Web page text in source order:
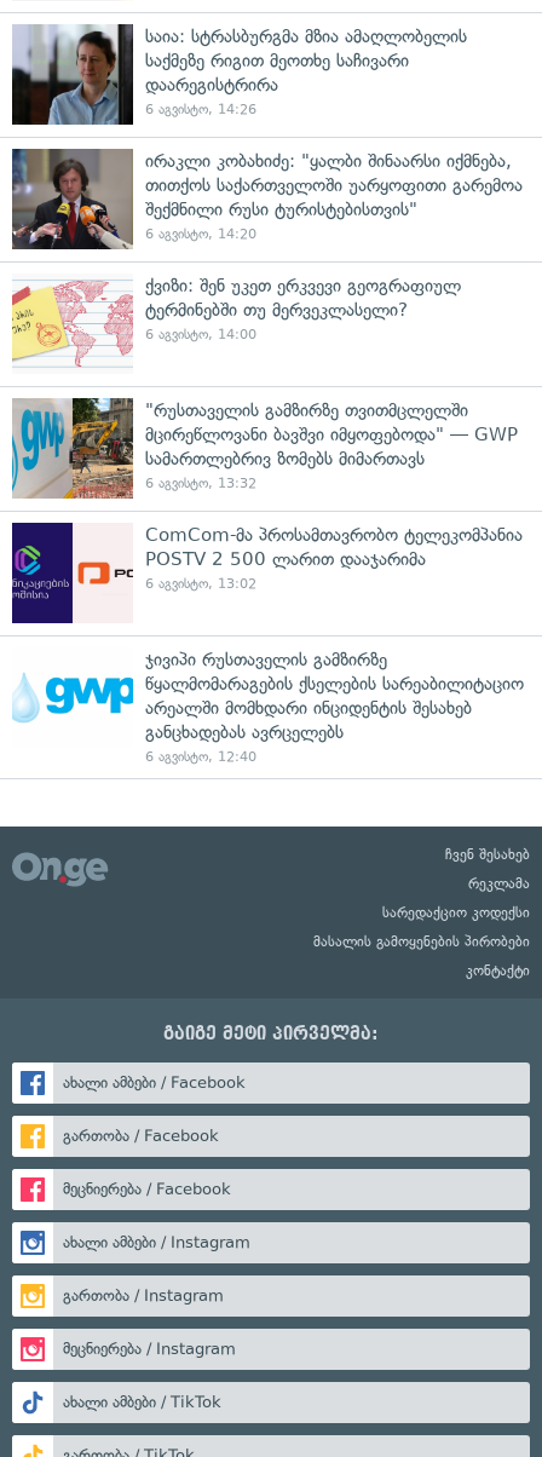
საია: სტრასბურგმა მზია ამაღლობელის
საქმეზე რიგით მეოთხე საჩივარი
დაარეგისტრირა
6 აგვისტო, 14:26
ირაკლი კობახიძე: "ყალბი შინაარსი იქმნება,
თითქოს საქართველოში უარყოფითი გარემოა
შექმნილი რუსი ტურისტებისთვის"
6 აგვისტო, 14:20
ქვიზი: შენ უკეთ ერკვევი გეოგრაფიულ
ტერმინებში თუ მერვეკლასელი?
6 აგვისტო, 14:00
"რუსთაველის გამზირზე თვითმცლელში
მცირეწლოვანი ბავშვი იმყოფებოდა" — GWP
სამართლებრივ ზომებს მიმართავს
6 აგვისტო, 13:32
ComCom-მა პროსამთავრობო ტელეკომპანია
POSTV 2 500 ლარით დააჯარიმა
6 აგვისტო, 13:02
ჯივიპი რუსთაველის გამზირზე
წყალმომარაგების ქსელების სარეაბილიტაციო
არეალში მომხდარი ინციდენტის შესახებ
განცხადებას ავრცელებს
6 აგვისტო, 12:40
ჩვენ შესახებ
რეკლამა
სარედაქციო კოდექსი
მასალის გამოყენების პირობები
კონტაქტი
გაიგე მეტი პირველმა:
ახალი ამბები / Facebook
გართობა / Facebook
მეცნიერება / Facebook
ახალი ამბები / Instagram
გართობა / Instagram
მეცნიერება / Instagram
ახალი ამბები / TikTok